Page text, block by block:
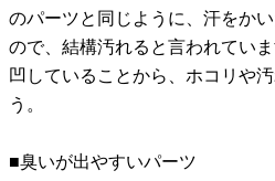
のパーツと同じように、汗をか
ので、結構汚れると言われてい
凹していることから、ホコリや
う。
■臭いが出やすいパーツ